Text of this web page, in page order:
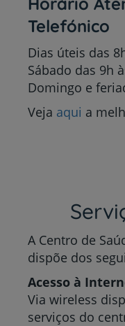
Telefónico
Dias úteis das
Sábado das 9h
Domingo e
Veja aqui a
A Centro de
dispõe dos
Acesso à
Via wireless
serviços do